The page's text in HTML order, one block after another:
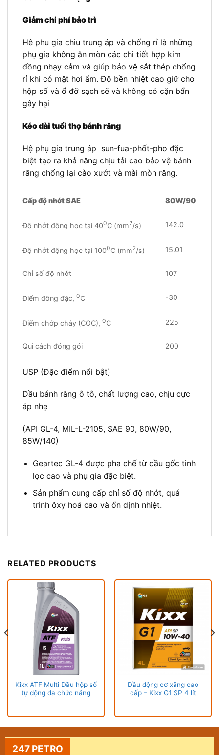
Giảm chi phí bảo trì
Hệ phụ gia chịu trung áp và chống rỉ là những
phụ gia không ăn mòn các chi tiết hợp kim
đồng nhạy cảm và giúp bảo vệ sắt thép chống
rỉ khi có mặt hơi ẩm. Độ bền nhiệt cao giữ cho
hộp số và ổ đỡ sạch sẽ và không có cặn bẩn
gây hại
Kéo dài tuổi thọ bánh răng
Hệ phụ gia trung áp sun-fua-phốt-pho đặc
biệt tạo ra khả năng chịu tải cao bảo vệ bánh
răng chống lại cào xướt và mài mòn răng.
Cấp độ nhớt SAE 80W/90
Độ nhớt động học tại 400C (mm2/s) 142.0
Độ nhớt động học tại 1000C (mm2/s) 15.01
Chỉ số độ nhớt 107
Điểm đông đặc, 0C -30
Điểm chớp cháy (COC), 0C 225
Qui cách đóng gói 200
USP (Đặc điểm nổi bật)
Dầu bánh răng ô tô, chất lượng cao, chịu cực
áp nhẹ
(API GL-4, MIL-L-2105, SAE 90, 80W/90,
85W/140)
Geartec GL-4 được pha chế từ dầu gốc tinh
lọc cao và phụ gia đặc biệt.
Sản phẩm cung cấp chỉ số độ nhớt, quá
trình ôxy hoá cao và ổn định nhiệt.
RELATED PRODUCTS
Kixx ATF Multi Dầu hộp số
tự động đa chức năng
Dầu động cơ xăng cao
cấp – Kixx G1 SP 4 lít
247 PETRO